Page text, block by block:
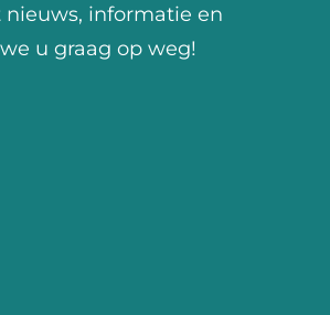
informatie en
u graag op weg!